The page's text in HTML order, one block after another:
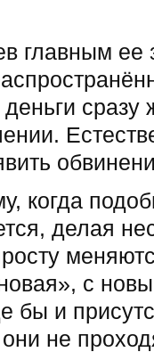
главным ее
сразу
когда
делая
с
бы и
не